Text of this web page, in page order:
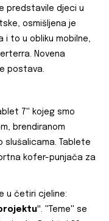
predstavile djeci u
osmišljena je
i to u obliku mobilne,
Novena
postava.
7'' kojeg smo
brendiranom
slušalicama. Tablete
kofer-punjača za
u četiri cjeline:
. ''Teme'' se